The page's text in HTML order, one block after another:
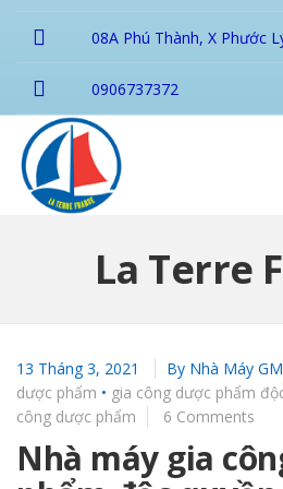
08A Phú Thành, X Phước
0906737372
La Terre
13 Tháng 3, 2021 By Nhà Máy
dược phẩm • gia công dược phẩm
công dược phẩm
6 Comments
Nhà máy gia